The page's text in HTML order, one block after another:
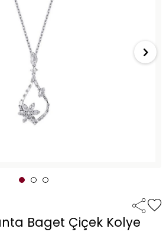
Baget Çiçek Kolye